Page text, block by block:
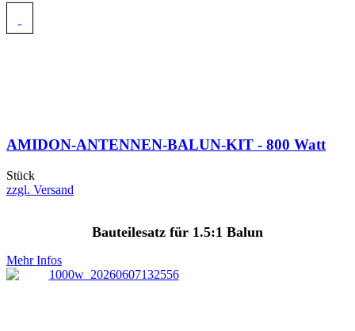
AMIDON-ANTENNEN-BALUN-KIT - 800 Watt
Stück
zzgl. Versand
Bauteilesatz für 1.5:1 Balun
Mehr Infos